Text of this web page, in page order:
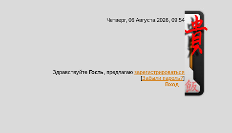
Четверг, 06 Августа 2026, 09:54
Здравствуйте Гость , предлагаю зарегистрироваться
[Забыли пароль?]
Вход